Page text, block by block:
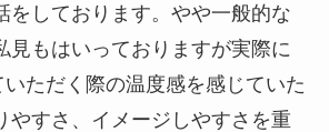
をしております。やや一般的な
見もはいっておりますが実際に
ただく際の温度感を感じていた
やすさ、イメージしやすさを重